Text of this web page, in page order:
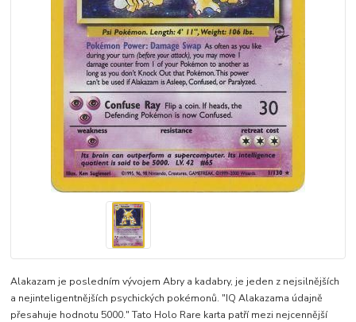
Alakazam je posledním vývojem Abry a kadabry, je jeden z nejsilnějších
a nejinteligentnějších psychických pokémonů. "IQ Alakazama údajně
přesahuje hodnotu 5000." Tato Holo Rare karta patří mezi nejcennější